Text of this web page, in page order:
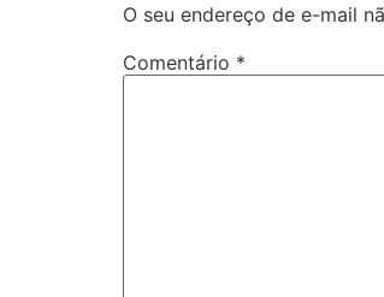
O seu endereço de e-mail
Comentário *